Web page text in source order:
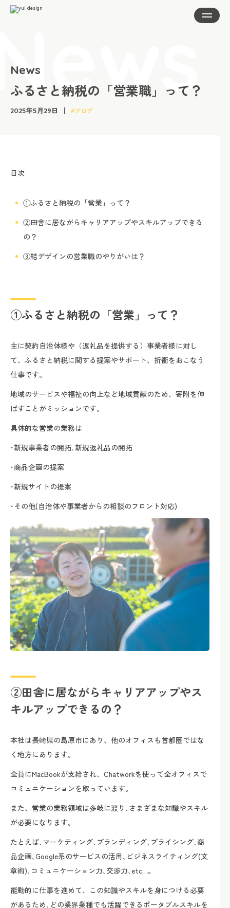
Service
News
Works
ふるさと納税の「営業職」って？
News
2025年5月29日 #ブログ
目次
①ふるさと納税の「営業」って？
②田舎に居ながらキャリアアップやスキルアップできる
の？
③結デザインの営業職のやりがいは？
①ふるさと納税の「営業」って？
主に契約自治体様や（返礼品を提供する）事業者様に対し
て、ふるさと納税に関する提案やサポート、折衝をおこなう
仕事です。
地域のサービスや福祉の向上など地域貢献のため、寄附を伸
ばすことがミッションです。
具体的な営業の業務は
･新規事業者の開拓､新規返礼品の開拓
･商品企画の提案
･新規サイトの提案
･その他(自治体や事業者からの相談のフロント対応)
②田舎に居ながらキャリアアップやス
キルアップできるの？
本社は長崎県の島原市にあり、他のオフィスも首都圏ではな
く地方にあります。
全員にMacBookが支給され、Chatworkを使って全オフィスで
コミュニケーションを取っています。
また、営業の業務領域は多岐に渡り､さまざまな知識やスキル
が必要になります｡
たとえば､マーケティング､ブランディング､プライシング､商
品企画､Google系のサービスの活用､ビジネスライティング(文
章術)､コミュニケーション力､交渉力､etc…。
能動的に仕事を進めて、この知識やスキルを身につける必要
があるため､どの業界業種でも活躍できるポータブルスキルを